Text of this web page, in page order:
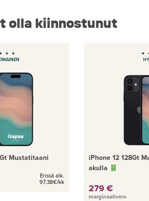
olla kiinnostunut
Mustatitaani
Erissä alk.
97,38€/kk
iPhone 12 128Gt
akulla
279 €
marginaalivero